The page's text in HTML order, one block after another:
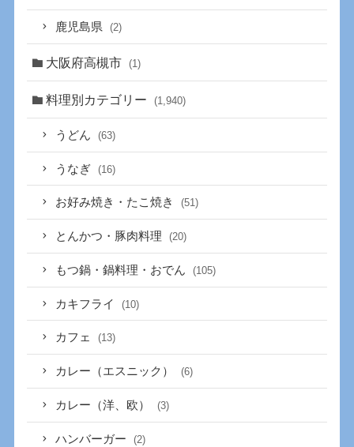
鹿児島県 (2)
大阪府高槻市 (1)
料理別カテゴリー (1,940)
うどん (63)
うなぎ (16)
お好み焼き・たこ焼き (51)
とんかつ・豚肉料理 (20)
もつ鍋・鍋料理・おでん (105)
カキフライ (10)
カフェ (13)
カレー（エスニック） (6)
カレー（洋、欧） (3)
ハンバーガー (2)